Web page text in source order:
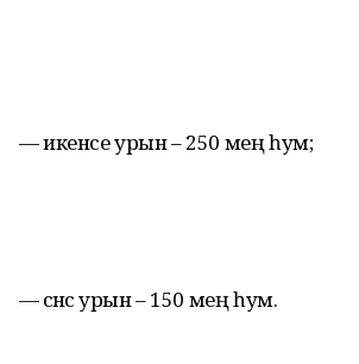
— икенсе урын – 250 мең һум;
— өсөнсө урын – 150 мең һум.